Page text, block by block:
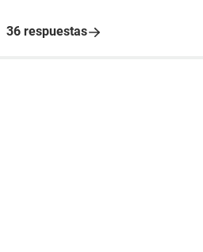
36 respuestas